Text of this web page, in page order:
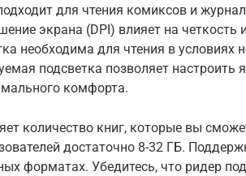
для чтения комиксов и
экрана (DPI) влияет на
необходима для чтения в условиях
подсветка позволяет настроить
комфорта.
количество книг, которые вы
достаточно 8-32 ГБ.
форматах. Убедитесь, что ридер